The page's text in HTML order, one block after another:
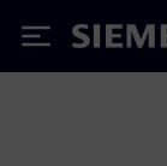
Siemens